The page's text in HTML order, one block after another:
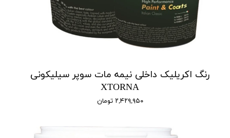
رنگ اکریلیک داخلی نیمه مات سوپر سیلیکونی
XTORNA
۲,۴۲۹,۹۵۰ تومان